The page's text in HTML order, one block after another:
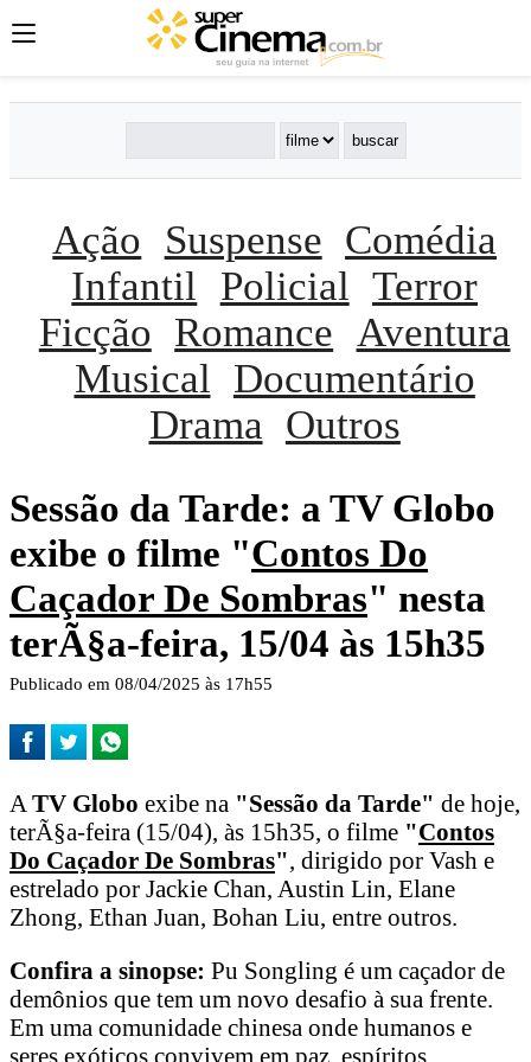
Ação Suspense Comédia
Infantil
Policial Terror
Ficção Romance Aventura
Musical
Documentário
Drama Outros
Sessão da Tarde: a TV Globo
exibe o filme "Contos Do
Caçador De Sombras" nesta
terÃ§a-feira, 15/04 às 15h35
Publicado em 08/04/2025 às 17h55
A TV Globo exibe na "Sessão da Tarde" de hoje,
terÃ§a-feira (15/04), às 15h35, o filme "Contos
Do Caçador De Sombras", dirigido por Vash e
estrelado por Jackie Chan, Austin Lin, Elane
Zhong, Ethan Juan, Bohan Liu, entre outros.
Confira a sinopse: Pu Songling é um caçador de
demônios que tem um novo desafio à sua frente.
Em uma comunidade chinesa onde humanos e
seres exóticos convivem em paz, espíritos